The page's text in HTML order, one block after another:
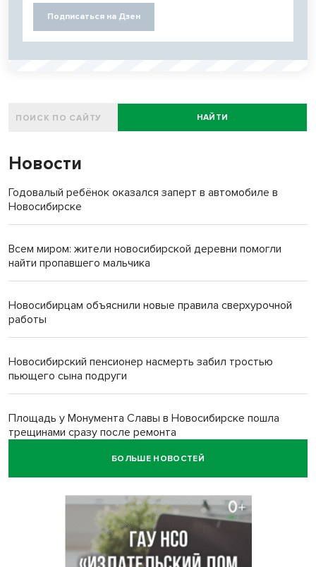
Подписаться на Дзен
НАЙТИ
Новости
Годовалый ребёнок оказался заперт в автомобиле в
Новосибирске
Всем миром: жители новосибирской деревни помогли
найти пропавшего мальчика
Новосибирцам объяснили новые правила сверхурочной
работы
Новосибирский пенсионер насмерть забил тростью
пьющего сына подруги
Площадь у Монумента Славы в Новосибирске пошла
трещинами сразу после ремонта
БОЛЬШЕ НОВОСТЕЙ